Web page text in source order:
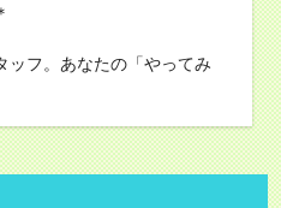
ッフ。あなたの「やってみ